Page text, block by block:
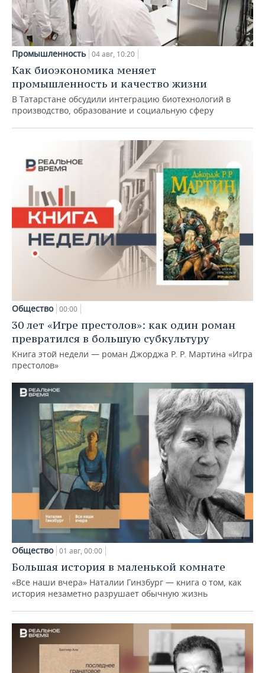
Промышленность 04 авг, 10:20
Как биоэкономика меняет
промышленность и качество жизни
В Татарстане обсудили интеграцию биотехнологий в
производство, образование и социальную сферу
Общество 00:00
30 лет «Игре престолов»: как один роман
превратился в большую субкультуру
Книга этой недели — роман Джорджа Р. Р. Мартина «Игра
престолов»
Общество 01 авг, 00:00
Большая история в маленькой комнате
«Все наши вчера» Наталии Гинзбург — книга о том, как
история незаметно разрушает обычную жизнь